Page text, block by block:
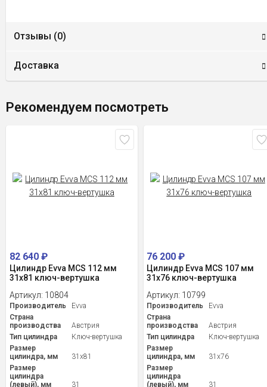
Отзывы (0)
Доставка
Рекомендуем посмотреть
82 640 ₽
Цилиндр Evva MCS 112 мм
31x81 ключ-вертушка
Артикул: 10804
Производитель
Evva
Страна
производства
Австрия
Тип цилиндра
Ключ-вертушка
Размер
цилиндра, мм
31x81
Размер
цилиндра
(левый), мм
31
76 200₽
Цилиндр Evva MCS 107 мм
31x76 ключ-вертушка
Артикул: 10799
Производитель
Evva
Страна
производства
Австрия
Тип цилиндра
Ключ-вертушка
Размер
цилиндра, мм
31x76
Размер
цилиндра
(левый), мм
31